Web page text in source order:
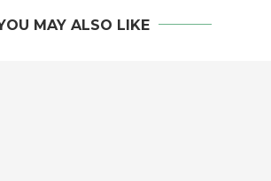
MAY ALSO LIKE